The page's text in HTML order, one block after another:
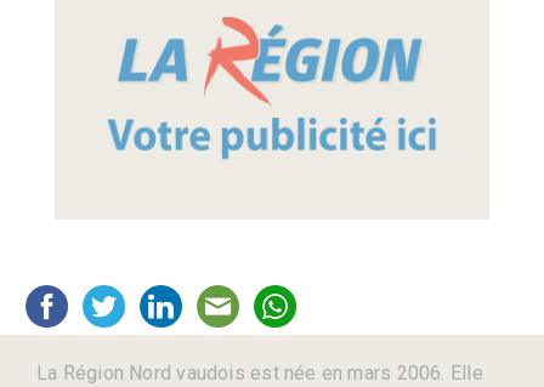
La Région Nord vaudois est née en mars 2006. Elle